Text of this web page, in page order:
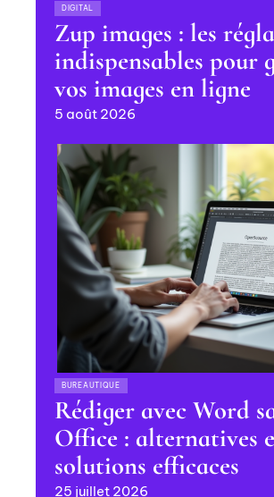
DIGITAL
Zup images : les
indispensables pour
vos images en ligne
5 août 2026
BUREAUTIQUE
Rédiger avec Word
Office : alternatives
solutions efficaces
25 juillet 2026